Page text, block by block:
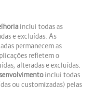
inclui todas as
e excluídas. As
permanecem as
refletem o
alteradas e excluídas.
inclui todas
ou customizadas) pelas